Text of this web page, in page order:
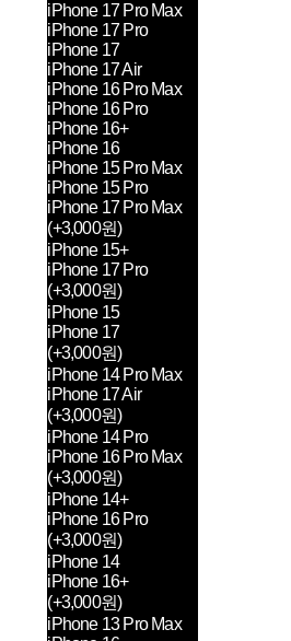
iPhone 17 Pro Max
iPhone 17 Pro
iPhone 17
iPhone 17 Air
iPhone 16 Pro Max
iPhone 16 Pro
iPhone 16+
iPhone 16
iPhone 15 Pro Max
iPhone 15 Pro
iPhone 17 Pro Max
(+3,000원)
iPhone 15+
iPhone 17 Pro
(+3,000원)
iPhone 15
iPhone 17
(+3,000원)
iPhone 14 Pro Max
iPhone 17 Air
(+3,000원)
iPhone 14 Pro
iPhone 16 Pro Max
(+3,000원)
iPhone 14+
iPhone 16 Pro
(+3,000원)
iPhone 14
iPhone 16+
(+3,000원)
iPhone 13 Pro Max